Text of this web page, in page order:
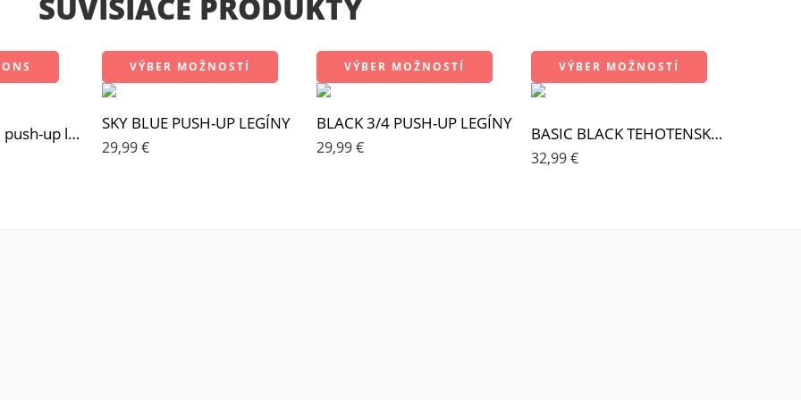
Vytvor si vlastné push-up legíny MAGIC BLACK BUTT
VÝBER MOŽNOSTÍ
SKY BLUE PUSH-UP LEGÍNY
29,99€
VÝBER MOŽNOSTÍ
BLACK 3/4 PUSH-UP LEGÍNY
29,99€
VÝBER MOŽNOSTÍ
BASIC BLACK TEHOTENSKÉ LEGÍNY
32,99€